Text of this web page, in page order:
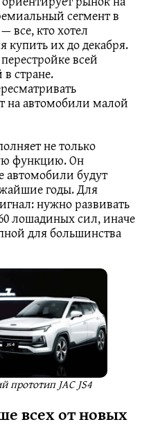
сегмент в
все, кто хотел
их до декабря.
всей
стране.
на автомобили малой
не только
функцию. Он
автомобили будут
годы. Для
нужно развивать
лошадиных сил, иначе
для большинства
прототип JAC JS4
всех от новых